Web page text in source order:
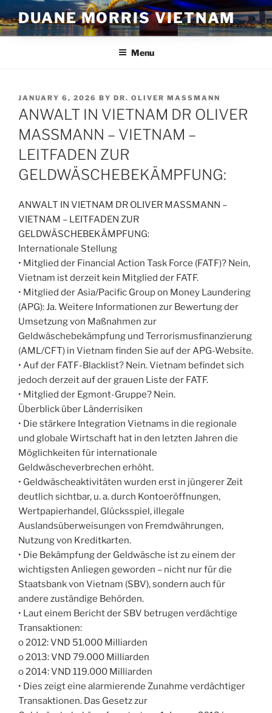
to
content
DUANE MORRIS VIETNAM
Menu
POSTED
ON
JANUARY 6, 2026 BY DR. OLIVER MASSMANN
ANWALT IN VIETNAM DR OLIVER
MASSMANN – VIETNAM –
LEITFADEN ZUR
GELDWÄSCHEBEKÄMPFUNG:
ANWALT IN VIETNAM DR OLIVER MASSMANN –
VIETNAM – LEITFADEN ZUR
GELDWÄSCHEBEKÄMPFUNG:
Internationale Stellung
• Mitglied der Financial Action Task Force (FATF)? Nein,
Vietnam ist derzeit kein Mitglied der FATF.
• Mitglied der Asia/Pacific Group on Money Laundering
(APG): Ja. Weitere Informationen zur Bewertung der
Umsetzung von Maßnahmen zur
Geldwäschebekämpfung und Terrorismusfinanzierung
(AML/CFT) in Vietnam finden Sie auf der APG-Website.
• Auf der FATF-Blacklist? Nein. Vietnam befindet sich
jedoch derzeit auf der grauen Liste der FATF.
• Mitglied der Egmont-Gruppe? Nein.
Überblick über Länderrisiken
• Die stärkere Integration Vietnams in die regionale
und globale Wirtschaft hat in den letzten Jahren die
Möglichkeiten für internationale
Geldwäscheverbrechen erhöht.
• Geldwäscheaktivitäten wurden erst in jüngerer Zeit
deutlich sichtbar, u. a. durch Kontoeröffnungen,
Wertpapierhandel, Glücksspiel, illegale
Auslandsüberweisungen von Fremdwährungen,
Nutzung von Kreditkarten.
• Die Bekämpfung der Geldwäsche ist zu einem der
wichtigsten Anliegen geworden – nicht nur für die
Staatsbank von Vietnam (SBV), sondern auch für
andere zuständige Behörden.
• Laut einem Bericht der SBV betrugen verdächtige
Transaktionen:
o 2012: VND 51.000 Milliarden
o 2013: VND 79.000 Milliarden
o 2014: VND 119.000 Milliarden
• Dies zeigt eine alarmierende Zunahme verdächtiger
Transaktionen. Das Gesetz zur